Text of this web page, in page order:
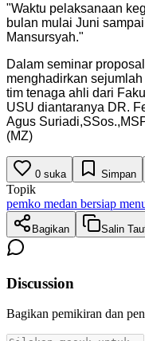
"Waktu pelaksanaan
bulan mulai Juni
Mansursyah."
Dalam seminar
menghadirkan
tim tenaga ahli dari
USU diantaranya DR.
Agus
(MZ)
0 suka Simpan
Topik
pemko medan bersiap
Bagikan Salin
Discussion
Bagikan pemikiran dan